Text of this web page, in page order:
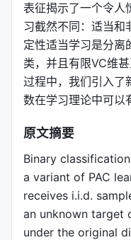
表征揭示了一个令人
习截然不同：适当和
定性适当学习是分离
类，并且有限VC维
过程中，我们引入了
数在学习理论中可以
原文摘要
Binary
a variant of PAC
receives i.i.d.
an unknown target
under the original